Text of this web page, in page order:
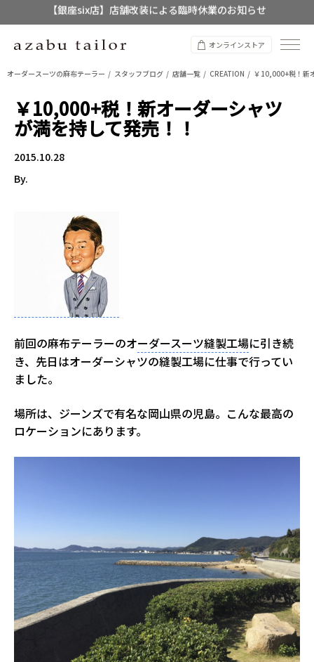
【店舗限定】レディースオーダースーツ
8/12~8/16 夏季休業のお知らせ
オンラインストア
オーダースーツの麻布テーラー スタッフブログ 店舗一覧 CREATION ￥10,000+税！新
￥10,000+税！新オーダーシャツ
が満を持して発売！！
2015.10.28
By.
前回の麻布テーラーのオーダースーツ縫製工場に引き続
き、先日はオーダーシャツの縫製工場に仕事で行ってい
ました。
場所は、ジーンズで有名な岡山県の児島。こんな最高の
ロケーションにあります。